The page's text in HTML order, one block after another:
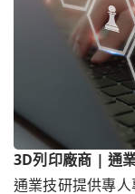
3D列印廠商 | 通
通業技研提供專